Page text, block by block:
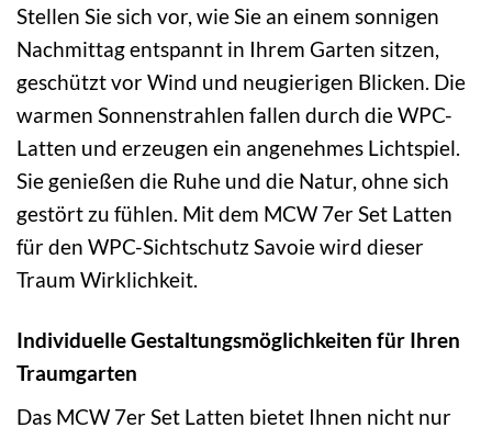
Stellen Sie sich vor, wie Sie an einem sonnigen
Nachmittag entspannt in Ihrem Garten sitzen,
geschützt vor Wind und neugierigen Blicken. Die
warmen Sonnenstrahlen fallen durch die WPC-
Latten und erzeugen ein angenehmes Lichtspiel.
Sie genießen die Ruhe und die Natur, ohne sich
gestört zu fühlen. Mit dem MCW 7er Set Latten
für den WPC-Sichtschutz Savoie wird dieser
Traum Wirklichkeit.
Individuelle Gestaltungsmöglichkeiten für Ihren
Traumgarten
Das MCW 7er Set Latten bietet Ihnen nicht nur